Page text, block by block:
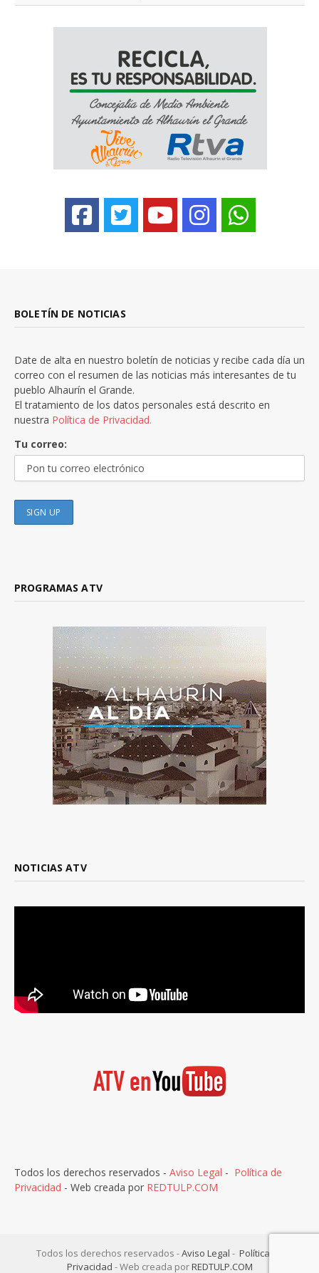
BOLETÍN DE NOTICIAS
Date de alta en nuestro boletín de noticias y recibe cada día un
correo con el resumen de las noticias más interesantes de tu
pueblo Alhaurín el Grande.
El tratamiento de los datos personales está descrito en
nuestra Política de Privacidad.
Tu correo:
PROGRAMAS ATV
NOTICIAS ATV
Todos los derechos reservados - Aviso Legal - Política de
Privacidad - Web creada por REDTULP.COM
Todos los derechos reservados -Aviso Legal - Política de
Privacidad - Web creada porREDTULP.COM